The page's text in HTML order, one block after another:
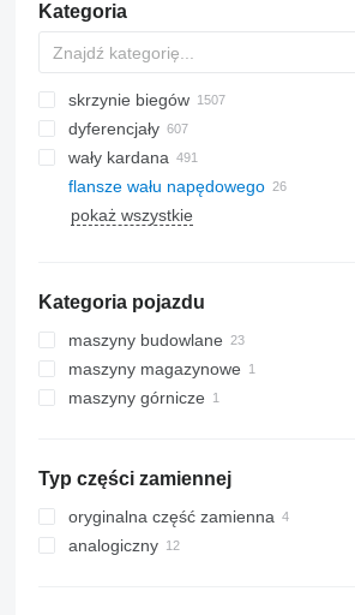
Kategoria
skrzynie biegów
dyferencjały
wały kardana
flansze wału napędowego
pokaż wszystkie
Kategoria pojazdu
maszyny budowlane
koparki
koparko-ładowarki
maszyny do robót ziemnych
maszyny magazynowe
wózki widłowe
maszyny górnicze
Typ części zamiennej
oryginalna część zamienna
analogiczny